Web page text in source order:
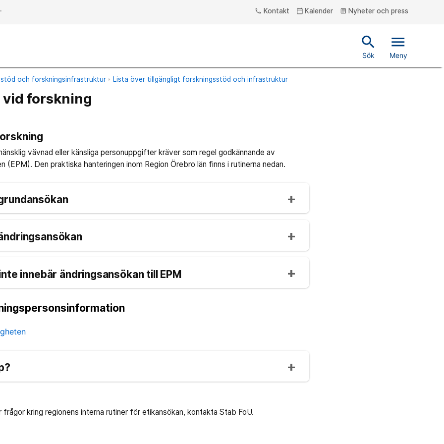
phone Kontakt calendar_today Kalender article Nyheter och press
search
Sök
menu
Meny
och forskningsinfrastruktur Lista över tillgängligt forskningsstöd och infrastruktur
forskning
vävnad eller känsliga personuppgifter kräver som regel godkännande av
(EPM). Den praktiska hanteringen inom Region Örebro län finns i rutinerna nedan.
innebär ändringsansökan till EPM
kring regionens interna rutiner för etikansökan, kontakta Stab FoU.